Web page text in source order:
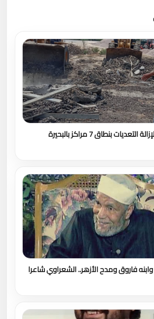
بنطاق 7 مراكز بالبحيرة
فاروق ومدح الأزهر.. الشعراوي شاعرا